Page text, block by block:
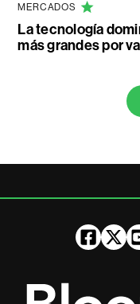
MERCADOS
La tecnología
más grandes por